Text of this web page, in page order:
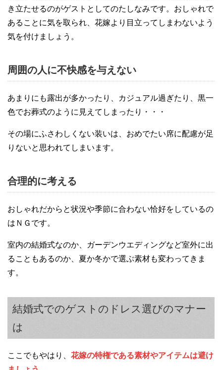
き立たせるのがゲストとしてのたしなみです。おしゃれで
あることに気を取られ、花嫁より目立ってしまわないよう
気を付けましょう。
周囲の人に不快感を与えない
あまりにも露出が多かったり、カジュアル過ぎたり、黒一
色でお葬式のように見えてしまったり・・・
その場にふさわしくない装いは、おめでたい席に配慮が足
りないと思われてしまいます。
合理的に考える
おしゃれだからと状況や季節に合わない恰好をしているの
はＮＧです。
室内の結婚式なのか、ガーデンウエディングなど室外に出
ることもあるのか、夏か冬かで選ぶ素材も変わってきま
す。
結婚式でのゲストのドレス選びのマナー
は
ここでもやはり、 花嫁の特権である素材やアイテムは避け